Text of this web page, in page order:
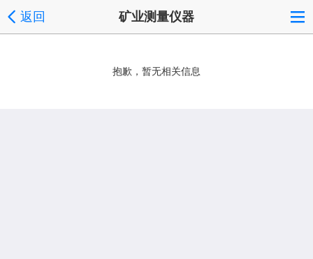
返回 矿业测量仪器
抱歉，暂无相关信息